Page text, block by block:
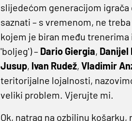
slijedećom generacijom
saznati – s vremenom, ne
kojem je biran među
'boljeg') – Dario Giergia, Danijel
Jusup, Ivan Rudež, Vladimir
teritorijalne lojalnosti,
veliki problem. Vjerujte mi.
Ok, natrag na ozbiljnu